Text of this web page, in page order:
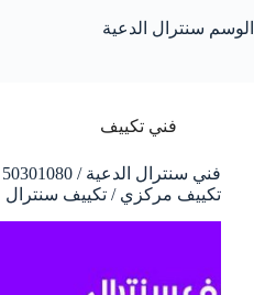
الوسم سنترال الدعية
فني تكييف
تكييف مركزي / تكييف سنترال